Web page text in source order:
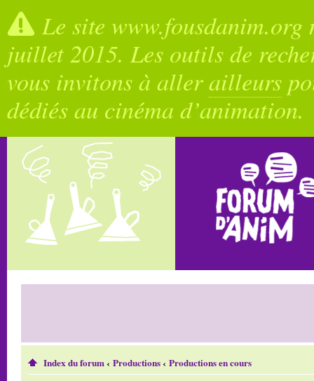
Le site
juillet 2015. Les outils de
vous invitons à allerailleurs
dédiés au cinéma d’animation.
Index du forum‹ Productions‹ Productions en cours